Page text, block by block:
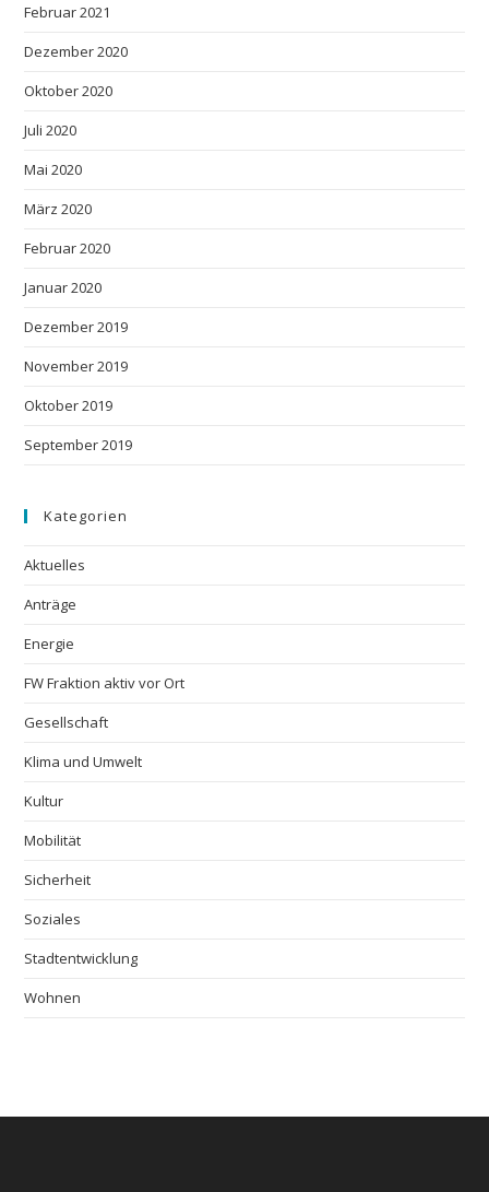
Februar 2021
Dezember 2020
Oktober 2020
Juli 2020
Mai 2020
März 2020
Februar 2020
Januar 2020
Dezember 2019
November 2019
Oktober 2019
September 2019
Kategorien
Aktuelles
Anträge
Energie
FW Fraktion aktiv vor Ort
Gesellschaft
Klima und Umwelt
Kultur
Mobilität
Sicherheit
Soziales
Stadtentwicklung
Wohnen